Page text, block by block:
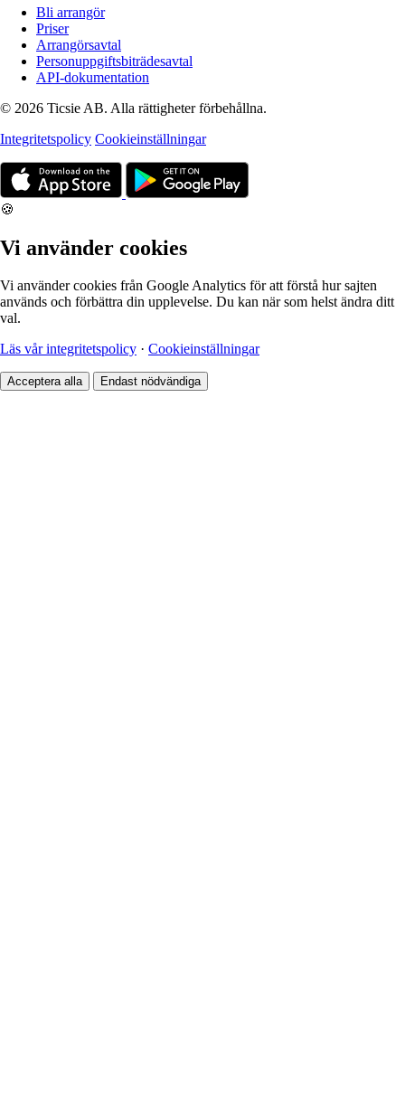
Bli arrangör
Priser
Arrangörsavtal
Personuppgiftsbiträdesavtal
API-dokumentation
© 2026 Ticsie AB. Alla rättigheter förbehållna.
Integritetspolicy Cookieinställningar
🍪
Vi använder cookies
Vi använder cookies från Google Analytics för att förstå hur sajten
används och förbättra din upplevelse. Du kan när som helst ändra ditt
val.
Läs vår integritetspolicy · Cookieinställningar
Acceptera alla Endast nödvändiga